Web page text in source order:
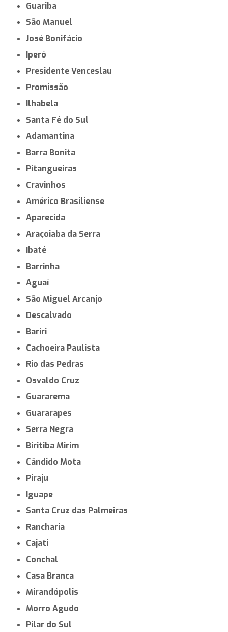
Guariba
São Manuel
José Bonifácio
Iperó
Presidente Venceslau
Promissão
Ilhabela
Santa Fé do Sul
Adamantina
Barra Bonita
Pitangueiras
Cravinhos
Américo Brasiliense
Aparecida
Araçoiaba da Serra
Ibaté
Barrinha
Aguaí
São Miguel Arcanjo
Descalvado
Bariri
Cachoeira Paulista
Rio das Pedras
Osvaldo Cruz
Guararema
Guararapes
Serra Negra
Biritiba Mirim
Cândido Mota
Piraju
Iguape
Santa Cruz das Palmeiras
Rancharia
Cajati
Conchal
Casa Branca
Mirandópolis
Morro Agudo
Pilar do Sul